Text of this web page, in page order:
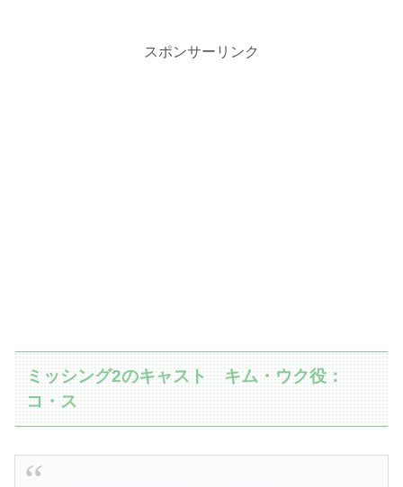
スポンサーリンク
ミッシング2のキャスト キム・ウク役：
コ・ス